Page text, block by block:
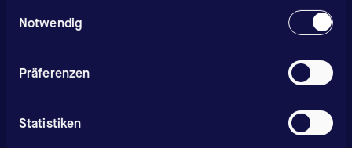
Notwendig
Präferenzen
Statistiken